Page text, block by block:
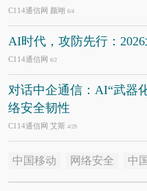
C114通信网 颜翊 6/4
AI时代，攻防先行：
C114通信网 6/2
对话中企通信：AI“武器
络安全韧性
C114通信网 艾斯 4/29
中国移动 网络安全 中